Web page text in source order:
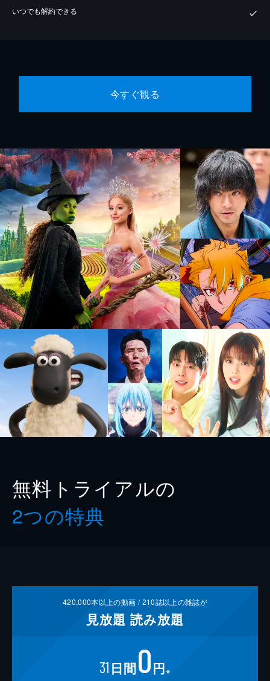
いつでも解約できる
今すぐ観る
無料トライアルの
2つの特典
420,000本以上の動画 /210誌以上の雑誌が
見放題 読み放題
31 日間0円 ※